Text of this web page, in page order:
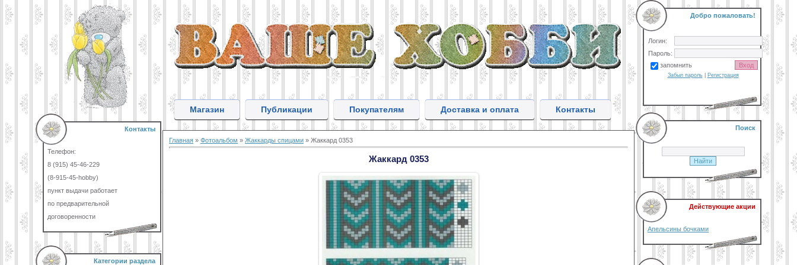
Контакты
Телефон:
8 (915) 45-46-229
(8-915-45-hobby)
пункт выдачи работает
по предварительной
договоренности
Категории раздела
Магазин Публикации Покупателям Доставка и оплата Контакты
Главная » Фотоальбом » Жаккарды спицами » Жаккард 0353
Жаккард 0353
Добро пожаловать!
Логин:
Пароль:
запомнить
Забыл пароль| Регистрация
Поиск
Действующие акции
Апельсины бочками